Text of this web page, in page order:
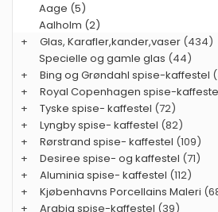
Aage (5)
Aalholm (2)
+
Glas, Karafler,kander,vaser (434)
Specielle og gamle glas (44)
+
Bing og Grøndahl spise-kaffestel
+
Royal Copenhagen spise-
+
Tyske spise- kaffestel (72)
+
Lyngby spise- kaffestel (82)
+
Rørstrand spise- kaffestel (109)
+
Desiree spise- og kaffestel (71)
+
Aluminia spise- kaffestel (112)
+
Kjøbenhavns Porcellains Maleri
+
Arabia spise-kaffestel (39)